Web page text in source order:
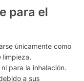
para el
únicamente como
limpieza.
para la inhalación.
a sus